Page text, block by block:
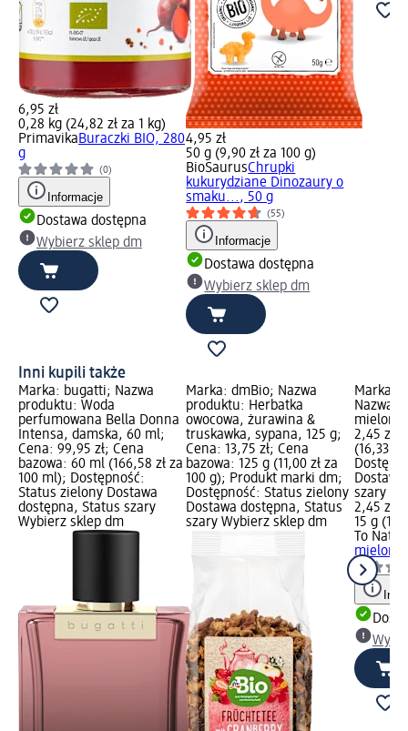
6,95 zł
0,28 kg (24,82 zł za 1 kg)
PrimavikaBuraczki BIO, 280
g
(0)
Informacje
Dostawa dostępna
Wybierz sklep dm
4,95 zł
50 g (9,90 zł za 100 g)
BioSaurusChrupki
kukurydziane Dinozaury o
smaku..., 50 g
(55)
Informacje
Dostawa dostępna
Wybierz sklep dm
Inni kupili także
Marka: bugatti; Nazwa
produktu: Woda
perfumowana Bella Donna
Intensa, damska, 60 ml;
Cena: 99,95 zł; Cena
bazowa: 60 ml (166,58 zł za
100 ml); Dostępność:
Status zielony Dostawa
dostępna, Status szary
Wybierz sklep dm
Marka: dmBio; Nazwa
produktu: Herbatka
owocowa, żurawina &
truskawka, sypana, 125 g;
Cena: 13,75 zł; Cena
bazowa: 125 g (11,00 zł za
100 g); Produkt marki dm;
Dostępność: Status zielony
Dostawa dostępna, Status
szary Wybierz sklep dm
Marka:
Nazwa
mielony,
2,45 zł;
(16,33
szary
2,45 zł
15 g
To
mielony,